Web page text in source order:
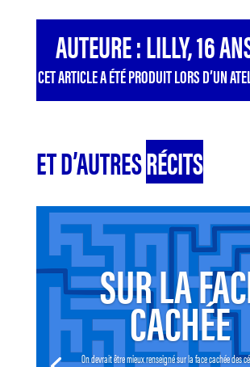
AUTEURE : LILLY, 16
CET ARTICLE A ÉTÉ PRODUIT LORS D’UN
ET D’AUTRESRÉCITS
SUR LA
CACHÉE
On devrait être mieux renseigné sur la face cachée des